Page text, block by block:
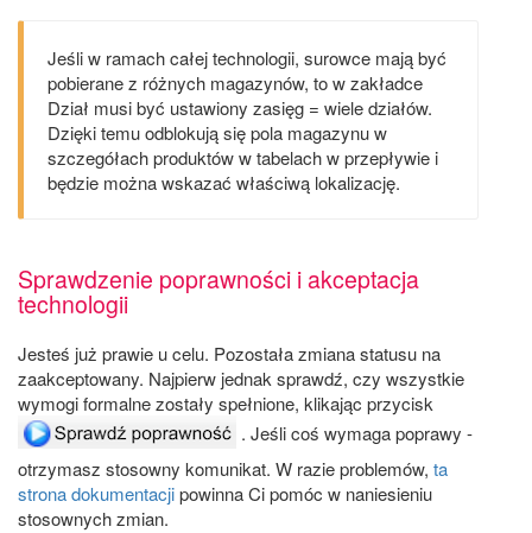
Jeśli w ramach całej technologii, surowce mają być
pobierane z różnych magazynów, to w zakładce
Dział musi być ustawiony zasięg = wiele działów.
Dzięki temu odblokują się pola magazynu w
szczegółach produktów w tabelach w przepływie i
będzie można wskazać właściwą lokalizację.
Sprawdzenie poprawności i akceptacja
technologii
Jesteś już prawie u celu. Pozostała zmiana statusu na
zaakceptowany. Najpierw jednak sprawdź, czy wszystkie
wymogi formalne zostały spełnione, klikając przycisk
. Jeśli coś wymaga poprawy -
otrzymasz stosowny komunikat. W razie problemów, ta
strona dokumentacjipowinna Ci pomóc w naniesieniu
stosownych zmian.